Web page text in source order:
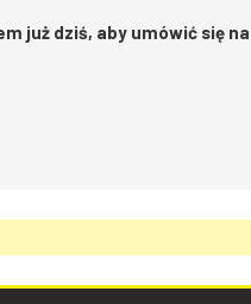
już dziś, aby umówić się